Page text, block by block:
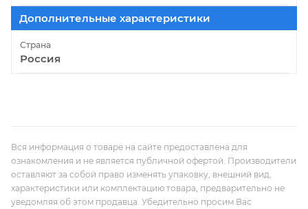
Дополнительные характеристики
Страна
Россия
Вся информация о товаре на сайте предоставлена для
ознакомления и не является публичной офертой. Производители
оставляют за собой право изменять упаковку, внешний вид,
характеристики или комплектацию товара, предварительно не
уведомляя об этом продавца. Убедительно просим Вас